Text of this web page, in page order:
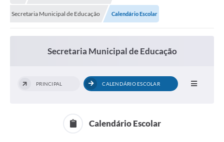
Secretaria Municipal de Educação Calendário Escolar
Secretaria Municipal de Educação
PRINCIPAL CALENDÁRIO ESCOLAR
Calendário Escolar